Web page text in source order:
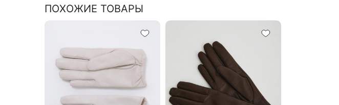
ПОХОЖИЕ ТОВАРЫ